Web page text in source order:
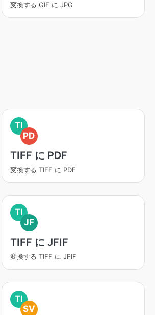
変換する GIF に JPG
TI
PD
TIFF に PDF
変換する TIFF に PDF
TI
JF
TIFF に JFIF
変換する TIFF に JFIF
TI
SV